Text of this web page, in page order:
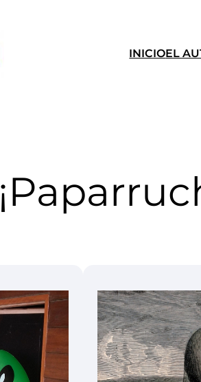
INICIOEL